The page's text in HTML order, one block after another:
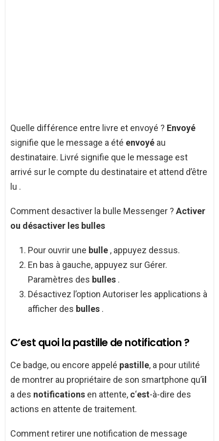
Quelle différence entre livre et envoyé ? Envoyé
signifie que le message a été envoyé au
destinataire. Livré signifie que le message est
arrivé sur le compte du destinataire et attend d’être
lu .
Comment desactiver la bulle Messenger ? Activer
ou désactiver les bulles
Pour ouvrir une bulle , appuyez dessus.
En bas à gauche, appuyez sur Gérer.
Paramètres des bulles .
Désactivez l’option Autoriser les applications à
afficher des bulles .
C’est quoi la pastille de notification ?
Ce badge, ou encore appelé pastille, a pour utilité
de montrer au propriétaire de son smartphone qu’il
a des notifications en attente, c‘est-à-dire des
actions en attente de traitement.
Comment retirer une notification de message